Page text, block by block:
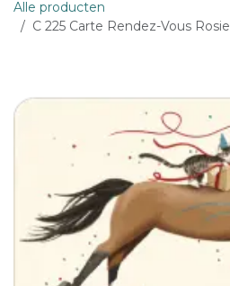
Alle producten
C 225 Carte Rendez-Vous